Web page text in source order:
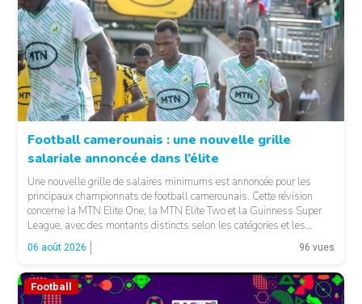
Football camerounais : une nouvelle grille
salariale annoncée dans l’élite
Une nouvelle grille de salaires minimums est annoncée pour les
principaux championnats de football camerounais. Cette révision
concerne la MTN Elite One, la MTN Elite Two et la Guinness Super
League, avec des montants distincts selon les catégories et les
fonctions. LA SUITE APRÈS LA PUBLICITÉ Selon les informations
relayées par Allez Les Lions, […]
06 août 2026 96 vues
Football